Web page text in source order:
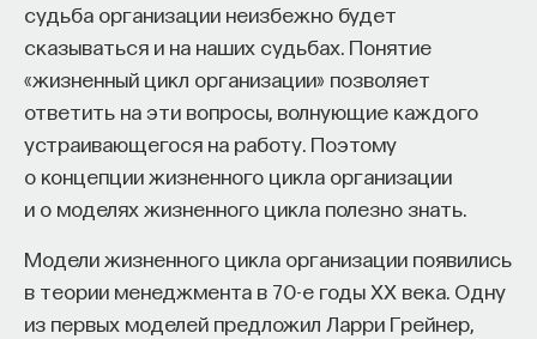
судьба организации неизбежно будет
сказываться и на наших судьбах. Понятие
«жизненный цикл организации» позволяет
ответить на эти вопросы, волнующие каждого
устраивающегося на работу. Поэтому
о концепции жизненного цикла организации
и о моделях жизненного цикла полезно знать.
Модели жизненного цикла организации появились
в теории менеджмента в 70-е годы XX века. Одну
из первых моделей предложил Ларри Грейнер,
Они обсуждают, как университеты выбирают
собственное будущее, почему результаты
образования раскрываются на длинной дистанции,
и что на самом деле должен уметь студент,
выходящий в сложный и быстро меняющийся мир.
университету учить не только знаниям, но и самой
практике мышления и коммуникации.